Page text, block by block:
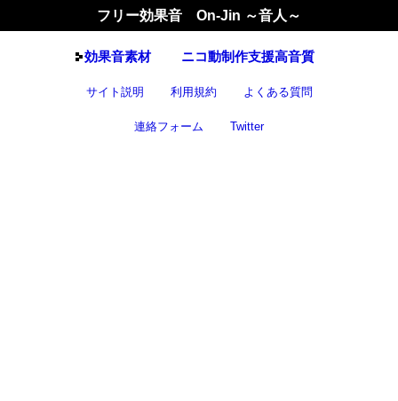
フリー効果音 On-Jin ～音人～
効果音素材 ニコ動制作支援高音質
サイト説明 利用規約 よくある質問
連絡フォーム Twitter